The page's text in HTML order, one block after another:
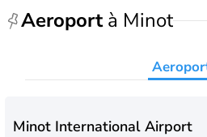
Aeroportà Minot
Minot International Airport